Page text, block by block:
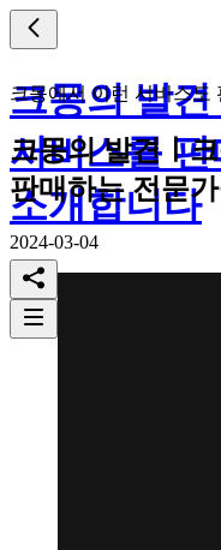
크몽의 발
서비스를
소개합니다
크몽에서 이런 서비스도
크몽의 발견ㅣ
판매하는 전문
2024-03-04